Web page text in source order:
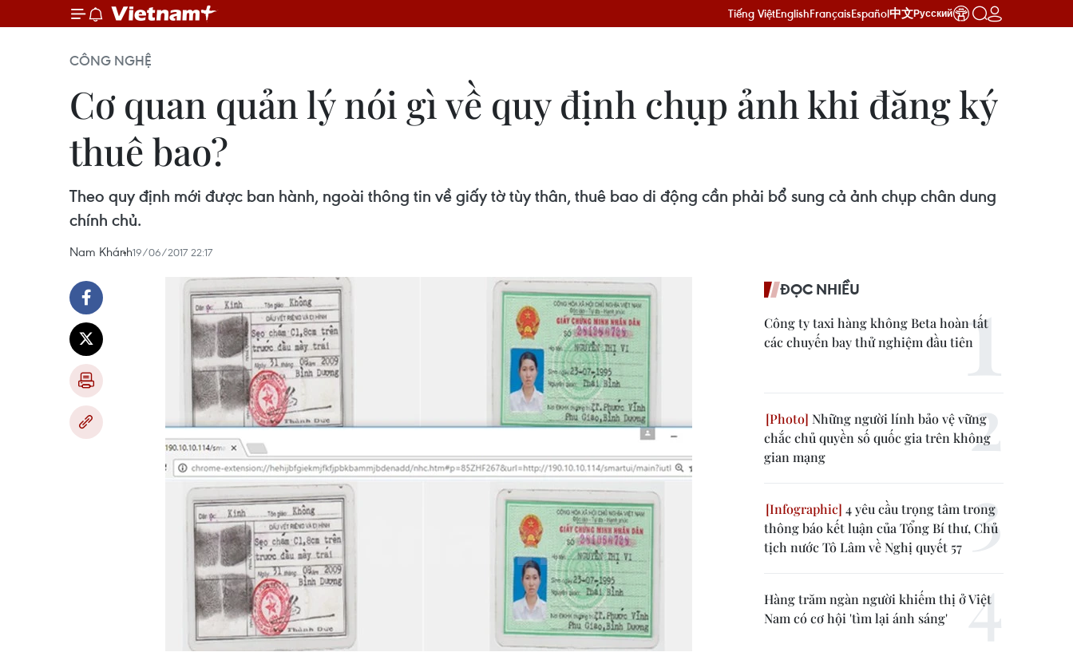
Tiếng ViệtEnglishFrançaisEspañol中文Русский
CÔNG NGHỆ
Cơ quan quản lý nói gì về quy định chụp ảnh khi đăng ký
thuê bao?
Theo quy định mới được ban hành, ngoài thông tin về giấy tờ tùy thân, thuê bao di động cần phải bổ sung cả ảnh chụp chân dung
chính chủ.
Nam Khánh19/06/2017 22:17
ĐỌC NHIỀU
Công ty taxi hàng không Beta hoàn tất
các chuyến bay thử nghiệm đầu tiên
Những người lính bảo vệ vững
chắc chủ quyền số quốc gia trên không
gian mạng
4 yêu cầu trọng tâm trong
thông báo kết luận của Tổng Bí thư, Chủ
tịch nước Tô Lâm về Nghị quyết 57
Hàng trăm ngàn người khiếm thị ở Việt
Nam có cơ hội 'tìm lại ánh sáng'